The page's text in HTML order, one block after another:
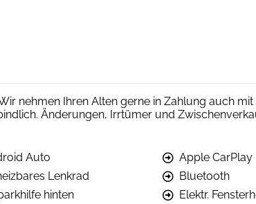
nehmen Ihren Alten gerne in Zahlung auch
Änderungen, Irrtümer und
Auto Apple CarPlay
Lenkrad Bluetooth
hinten Elektr.